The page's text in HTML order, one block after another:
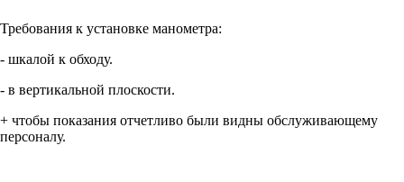
Требования к установке манометра:
- шкалой к обходу.
- в вертикальной плоскости.
+ чтобы показания отчетливо были видны обслуживающему
персоналу.